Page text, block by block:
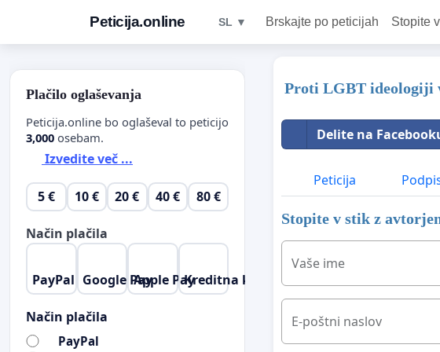
Peticija.online SL ▼ Brskajte po peticijah Stopite
Proti LGBT ideologiji
Delite na
Peticija
Stopite v stik z
Vaše ime
E-poštni naslov
Plačilo oglaševanja
Peticija.online bo oglaševal to peticijo
3,000 osebam.
Izvedite več ...
5 € 10 € 20 € 40 € 80 €
Način plačila
PayPal Google PayApple PayKreditna kartica
Način plačila
PayPal